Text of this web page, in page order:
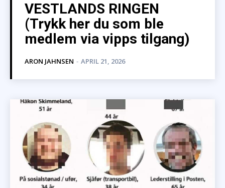
VESTLANDS RINGEN
(Trykk her du som ble
medlem via vipps tilgang)
ARON JAHNSEN - APRIL 21, 2026